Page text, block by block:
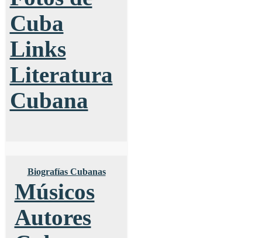
Cuba
Links
Literatura
Cubana
Biografías Cubanas
Músicos
Autores